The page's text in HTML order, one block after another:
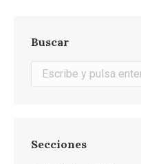
Buscar
Buscar:
Secciones